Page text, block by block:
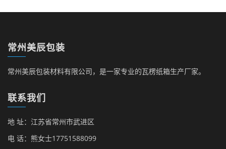
常州美辰包装
常州美辰包装材料有限公司，是一家专业的瓦楞纸箱生产厂家。
联系我们
地 址：江苏省常州市武进区
电 话：熊女士17751588099